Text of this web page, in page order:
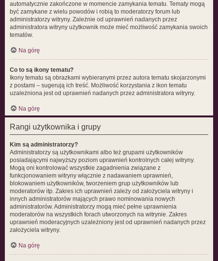
automatycznie zakończone w momencie zamykania tematu. Tematy mogą
być zamykane z wielu powodów i robią to moderatorzy forum lub
administratorzy witryny. Zależnie od uprawnień nadanych przez
administratora witryny użytkownik może mieć możliwość zamykania swoich
tematów.
Na górę
Co to są ikony tematu?
Ikony tematu są obrazkami wybieranymi przez autora tematu skojarzonymi
z postami – sugerują ich treść. Możliwość korzystania z ikon tematu
uzależniona jest od uprawnień nadanych przez administratora witryny.
Na górę
Rangi użytkownika i grupy
Kim są administratorzy?
Administratorzy są użytkownikami albo też grupami użytkowników
posiadającymi najwyższy poziom uprawnień kontrolnych całej witryny.
Mogą oni kontrolować wszystkie zagadnienia związane z
funkcjonowaniem witryny włącznie z nadawaniem uprawnień,
blokowaniem użytkowników, tworzeniem grup użytkowników lub
moderatorów itp. Zakres ich uprawnień zależy od założyciela witryny i
innych administratorów mających prawo nominowania nowych
administratorów. Administratorzy mogą mieć pełne uprawnienia
moderatorów na wszystkich forach utworzonych na witrynie. Zakres
uprawnień moderacyjnych uzależniony jest od uprawnień nadanych przez
założyciela witryny.
Na górę